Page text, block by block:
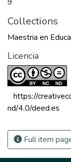
Collections
Maestria en
Licencia
https://
nd/4.0/deed.es
Full item